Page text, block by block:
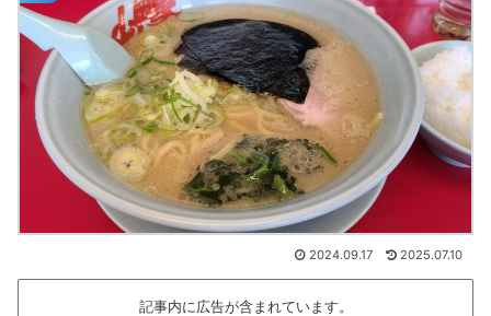
2024.09.17 2025.07.10
記事内に広告が含まれています。